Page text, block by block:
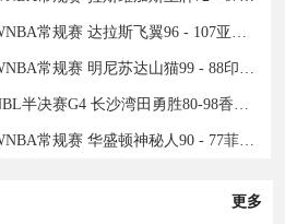
2024年09月07日 09月07日WNBA常规赛 达拉斯飞翼96 - 107亚特兰大梦想 全场集锦
2024年09月07日 09月07日WNBA常规赛 明尼苏达山猫99 - 88印第安纳狂热 全场集锦
2024年09月06日 09月06日NBL半决赛G4 长沙湾田勇胜80-98香港金牛 全场集锦
2024年09月06日 09月06日WNBA常规赛 华盛顿神秘人90 - 77菲尼克斯水星 全场集锦
更多